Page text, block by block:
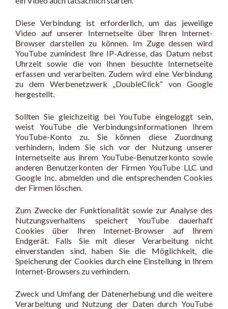
Diese Verbindung ist erforderlich, um das jeweilige
Video auf unserer Internetseite über Ihren Internet-
Browser darstellen zu können. Im Zuge dessen wird
YouTube zumindest Ihre IP-Adresse, das Datum nebst
Uhrzeit sowie die von Ihnen besuchte Internetseite
erfassen und verarbeiten. Zudem wird eine Verbindung
zu dem Werbenetzwerk „DoubleClick“ von Google
hergestellt.
Sollten Sie gleichzeitig bei YouTube eingeloggt sein,
weist YouTube die Verbindungsinformationen Ihrem
YouTube-Konto zu. Sie können diese Zuordnung
verhindern, indem Sie sich vor der Nutzung unserer
Internetseite aus ihrem YouTube-Benutzerkonto sowie
anderen Benutzerkonten der Firmen YouTube LLC und
Google Inc. abmelden und die entsprechenden Cookies
der Firmen löschen.
Zum Zwecke der Funktionalität sowie zur Analyse des
Nutzungsverhaltens speichert YouTube dauerhaft
Cookies über Ihren Internet-Browser auf Ihrem
Endgerät. Falls Sie mit dieser Verarbeitung nicht
einverstanden sind, haben Sie die Möglichkeit, die
Speicherung der Cookies durch eine Einstellung in Ihrem
Internet-Browsers zu verhindern.
Zweck und Umfang der Datenerhebung und die weitere
Verarbeitung und Nutzung der Daten durch YouTube